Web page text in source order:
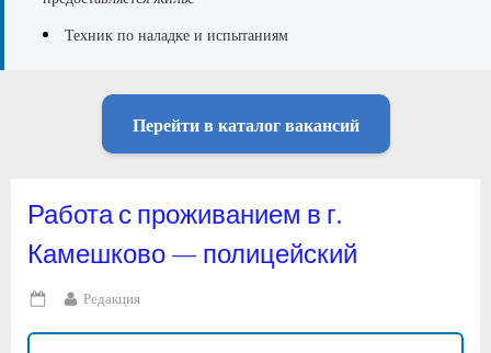
Техник по наладке и испытаниям
Перейти в каталог вакансий
Работа с проживанием в г.
Камешково — полицейский
Posted
on
By
Редакция